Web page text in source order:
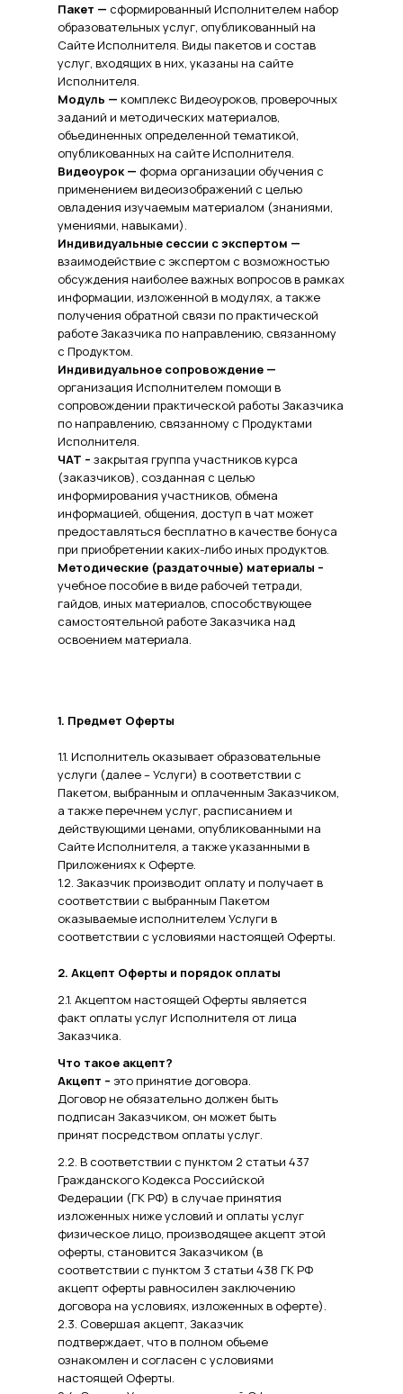
Пакет — сформированный Исполнителем набор
образовательных услуг, опубликованный на
Сайте Исполнителя. Виды пакетов и состав
услуг, входящих в них, указаны на сайте
Исполнителя.
Модуль — комплекс Видеоуроков, проверочных
заданий и методических материалов,
объединенных определенной тематикой,
опубликованных на сайте Исполнителя.
Видеоурок — форма организации обучения с
применением видеоизображений с целью
овладения изучаемым материалом (знаниями,
умениями, навыками).
Индивидуальные сессии с экспертом —
взаимодействие с экспертом с возможностью
обсуждения наиболее важных вопросов в рамках
информации, изложенной в модулях, а также
получения обратной связи по практической
работе Заказчика по направлению, связанному
с Продуктом.
Индивидуальное сопровождение —
организация Исполнителем помощи в
сопровождении практической работы Заказчика
по направлению, связанному с Продуктами
Исполнителя.
ЧАТ – закрытая группа участников курса
(заказчиков), созданная с целью
информирования участников, обмена
информацией, общения, доступ в чат может
предоставляться бесплатно в качестве бонуса
при приобретении каких-либо иных продуктов.
Методические (раздаточные) материалы –
учебное пособие в виде рабочей тетради,
гайдов, иных материалов, способствующее
самостоятельной работе Заказчика над
освоением материала.
2.1. Акцептом настоящей Оферты является
факт оплаты услуг Исполнителя от лица
Заказчика.
Что такое акцепт?
Акцепт – это принятие договора.
Договор не обязательно должен быть
подписан Заказчиком, он может быть
принят посредством оплаты услуг.
1. Предмет Оферты
1.1. Исполнитель оказывает образовательные
услуги (далее – Услуги) в соответствии с
Пакетом, выбранным и оплаченным Заказчиком,
а также перечнем услуг, расписанием и
действующими ценами, опубликованными на
Сайте Исполнителя, а также указанными в
Приложениях к Оферте.
1.2. Заказчик производит оплату и получает в
соответствии с выбранным Пакетом
оказываемые исполнителем Услуги в
соответствии с условиями настоящей Оферты.
2. Акцепт Оферты и порядок оплаты
2.2. В соответствии с пунктом 2 статьи 437
Гражданского Кодекса Российской
Федерации (ГК РФ) в случае принятия
изложенных ниже условий и оплаты услуг
физическое лицо, производящее акцепт этой
оферты, становится Заказчиком (в
соответствии с пунктом 3 статьи 438 ГК РФ
акцепт оферты равносилен заключению
договора на условиях, изложенных в оферте).
2.3. Совершая акцепт, Заказчик
подтверждает, что в полном объеме
ознакомлен и согласен с условиями
настоящей Оферты.